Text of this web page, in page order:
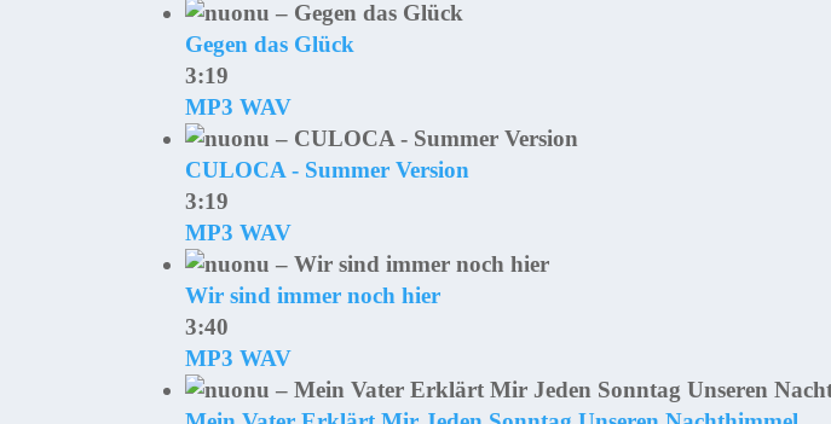
Gegen das Glück
3:19
MP3 WAV
CULOCA - Summer Version
3:19
MP3 WAV
Wir sind immer noch hier
3:40
MP3 WAV